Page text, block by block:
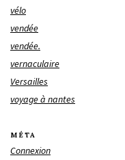
vélo
vendée
vendée.
vernaculaire
Versailles
voyage à nantes
MÉTA
Connexion